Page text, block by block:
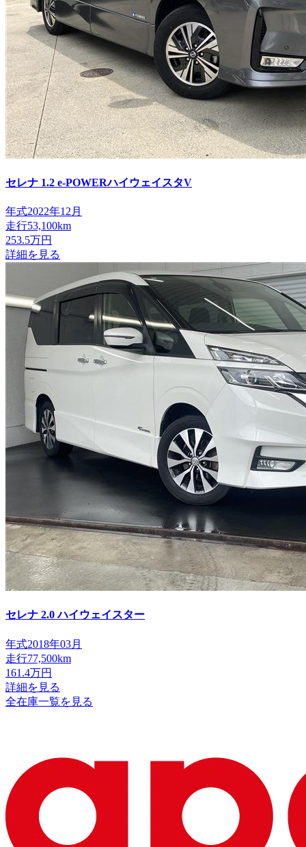
セレナ 1.2 e-POWERハイウェイスタV
年式2022年12月
走行53,100km
253.5万円
詳細を見る
セレナ 2.0 ハイウェイスター
年式2018年03月
走行77,500km
161.4万円
詳細を見る
全在庫一覧を見る